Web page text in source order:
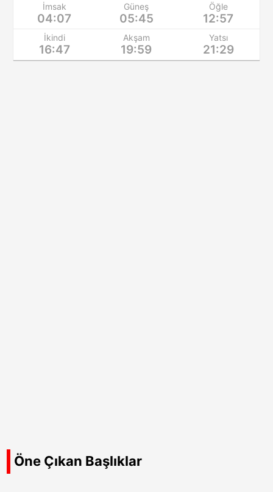
İmsak
04:07
Güneş
05:45
Öğle
12:57
İkindi
16:47
Akşam
19:59
Yatsı
21:29
Öne Çıkan Başlıklar